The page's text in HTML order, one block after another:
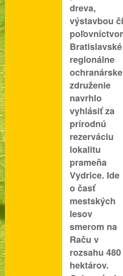
dreva,
výstavbou či
Bratislavské
regionálne
ochranárske
združenie
navrhlo
vyhlásiť za
prírodnú
rezerváciu
lokalitu
prameňa
Vydrice. Ide
o časť
mestských
lesov
smerom na
Raču v
rozsahu 480
hektárov.